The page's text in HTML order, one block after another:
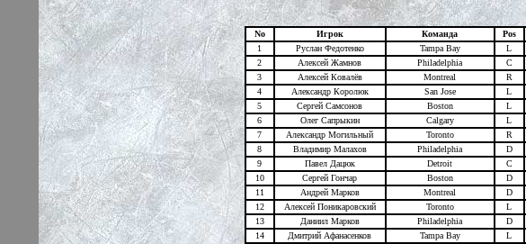
No
Игрок Команда Pos
1
Руслан Федотенко Tampa Bay L
2
Алексей Жамнов Philadelphia C
3
Алексей Ковалёв Montreal R
4
Александр Королюк San Jose L
5
Сергей Самсонов Boston L
6
Олег Сапрыкин Calgary L
7
Александр Могильный Toronto R
8
Владимир Малахов Philadelphia D
9
Павел Дацюк Detroit C
10
Сергей Гончар Boston D
11
Андрей Марков Montreal D
12
Алексей Поникаровский Toronto L
13
Даниил Марков Philadelphia D
14
Дмитрий Афанасенков Tampa Bay L